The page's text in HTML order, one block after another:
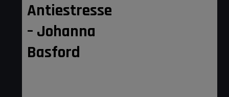
Antiestresse
– Johanna
Basford